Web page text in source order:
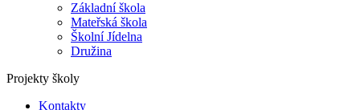
Základní škola
Mateřská škola
Školní Jídelna
Družina
Projekty školy
Kontakty